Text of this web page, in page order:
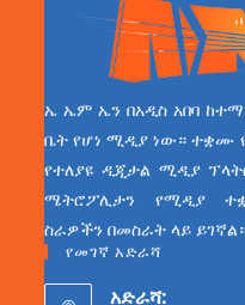
ኤ ኤም ኤን በአዲስ አበባ
ቤት የሆነ ሚዲያ ነው። ተቋሙ
የተለያዩ ዲጂታል ሚዲያ
ሜትሮፖሊታን የሚዲያ
ስራዎችን በመስራት ላይ
የመገኛ አድራሻ
አድራሻ: